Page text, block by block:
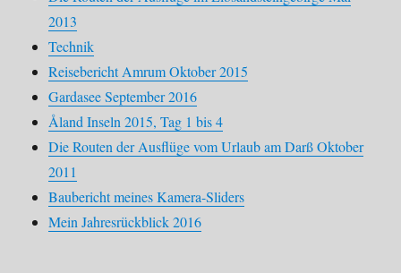
2013
Technik
Reisebericht Amrum Oktober 2015
Gardasee September 2016
Åland Inseln 2015, Tag 1 bis 4
Die Routen der Ausflüge vom Urlaub am Darß Oktober
2011
Baubericht meines Kamera-Sliders
Mein Jahresrückblick 2016